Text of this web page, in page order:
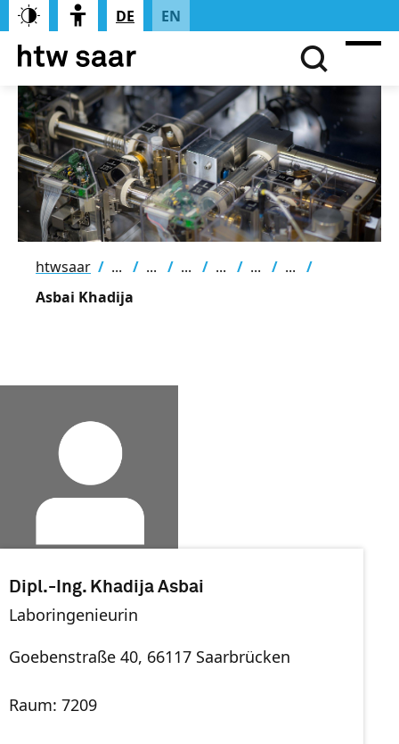
DE EN
htwsaar
Asbai Khadija
Dipl.-Ing. Khadija Asbai
Laboringenieurin
Goebenstraße 40, 66117 Saarbrücken
Raum: 7209